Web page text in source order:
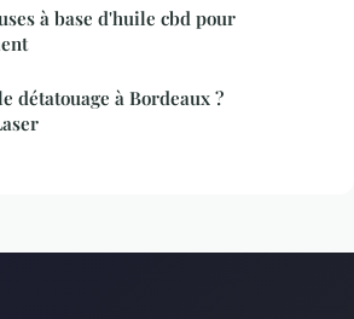
à base d'huile cbd pour
détatouage à Bordeaux ?